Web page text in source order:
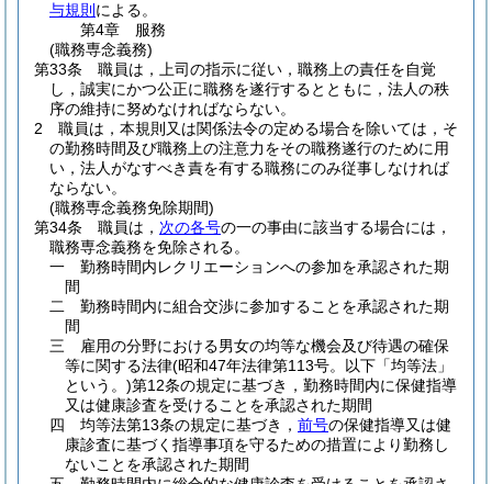
与規則 による。
第4章
服務
(職務専念義務)
第33条
職員は，上司の指示に従い，職務上の責任を自覚
し，誠実にかつ公正に職務を遂行するとともに，法人の秩
序の維持に努めなければならない。
2
職員は，本規則又は関係法令の定める場合を除いては，そ
の勤務時間及び職務上の注意力をその職務遂行のために用
い，法人がなすべき責を有する職務にのみ従事しなければ
ならない。
(職務専念義務免除期間)
第34条
職員は， 次の各号の一の事由に該当する場合には，
職務専念義務を免除される。
一
勤務時間内レクリエーションへの参加を承認された期
間
二
勤務時間内に組合交渉に参加することを承認された期
間
三
雇用の分野における男女の均等な機会及び待遇の確保
等に関する法律(昭和47年法律第113号。以下「均等法」
という。)第12条の規定に基づき，勤務時間内に保健指導
又は健康診査を受けることを承認された期間
四
均等法第13条の規定に基づき， 前号の保健指導又は健
康診査に基づく指導事項を守るための措置により勤務し
ないことを承認された期間